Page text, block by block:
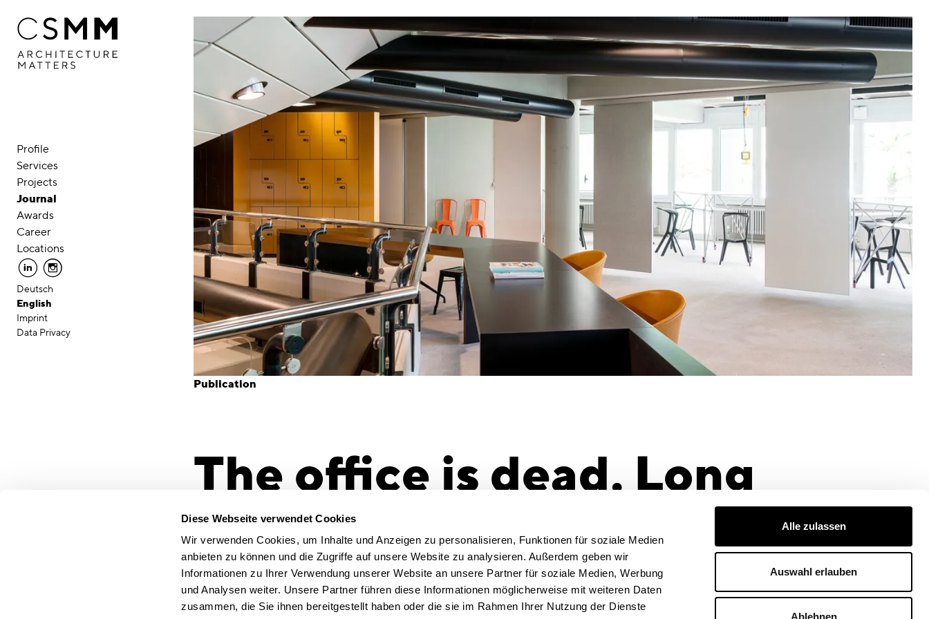
Diese Webseite verwendet Cookies
Wir verwenden Cookies, um Inhalte und Anzeigen zu personalisieren, Funktionen für soziale Medien
anbieten zu können und die Zugriffe auf unsere Website zu analysieren. Außerdem geben wir
Informationen zu Ihrer Verwendung unserer Website an unsere Partner für soziale Medien, Werbung
und Analysen weiter. Unsere Partner führen diese Informationen möglicherweise mit weiteren Daten
zusammen, die Sie ihnen bereitgestellt haben oder die sie im Rahmen Ihrer Nutzung der Dienste
Alle zulassen
Auswahl erlauben
Ablehnen
Profile
Services
Projects
Journal
Awards
Career
Locations
linkedin instagram
Deutsch
English
Imprint
Data Privacy
Publication
The office is dead. Long
live the office!
Speech by Sven Bietau
Flexible Office at the iafob annual conference : CSMM (former:
conceptsued°) Managing Director Sven Bietau will be speaking at the
Die Zeitschriftmd office
widmet der iafob-Jahrestagung den Artikel
Räume für Kreativität